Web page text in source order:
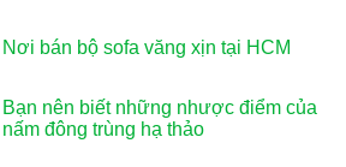
Nơi bán bộ sofa văng xịn tại HCM
Bạn nên biết những nhược điểm của
nấm đông trùng hạ thảo